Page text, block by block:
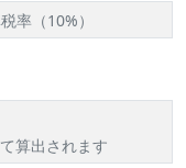
率（10%）
算出されます